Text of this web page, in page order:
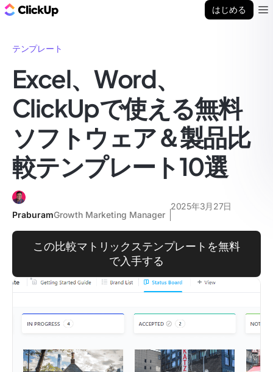
はじめる
テンプレート
Excel、Word、
ClickUpで使える無料
ソフトウェア＆製品比
較テンプレート10選
PraburamGrowth Marketing Manager
2025年3月27日
この比較マトリックステンプレートを無料
で入手する